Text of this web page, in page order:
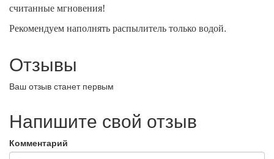
считанные мгновения!
Рекомендуем наполнять распылитель только водой.
Отзывы
Ваш отзыв станет первым
Напишите свой отзыв
Комментарий